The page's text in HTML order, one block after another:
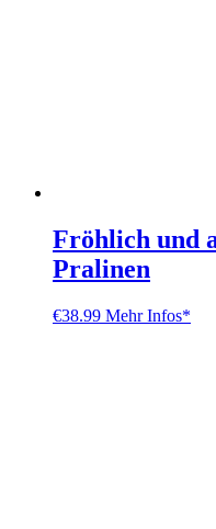
Fröhlich und
Pralinen
€38.99 Mehr Infos*